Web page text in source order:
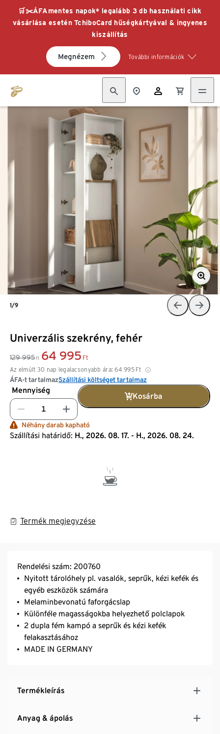
🛒✂️ÁFAmentes napok* legalább 3 db használati cikk
vásárlása esetén TchiboCard hűségkártyával & ingyenes
kiszállítás
Megnézem További információk
Univerzális szekrény, fehér
129 995 Ft 64 995 Ft
Az elmúlt 30 nap legalacsonyabb ára: 64 995 Ft
ÁFA-t tartalmazSzállítási költséget tartalmaz
Mennyiség
Kosárba
Néhány darab kapható
Szállítási határidő: H., 2026. 08. 17. - H., 2026. 08. 24.
Termék megjegyzése
1/9
Rendelési szám: 200760
Nyitott tárolóhely pl. vasalók, seprűk, kézi kefék és
egyéb eszközök számára
Melaminbevonatú faforgácslap
Különféle magasságokba helyezhető polclapok
2 dupla fém kampó a seprűk és kézi kefék
felakasztásához
MADE IN GERMANY
Termékleírás
Anyag & ápolás